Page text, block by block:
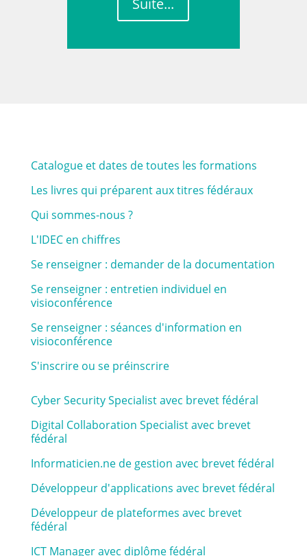
Catalogue et dates de toutes les formations
Les livres qui préparent aux titres fédéraux
Qui sommes-nous ?
L'IDEC en chiffres
Se renseigner : demander de la documentation
Se renseigner : entretien individuel en
visioconférence
Se renseigner : séances d'information en
visioconférence
S'inscrire ou se préinscrire
Cyber Security Specialist avec brevet fédéral
Digital Collaboration Specialist avec brevet
fédéral
Informaticien.ne de gestion avec brevet fédéral
Développeur d'applications avec brevet fédéral
Développeur de plateformes avec brevet
fédéral
ICT Manager avec diplôme fédéral